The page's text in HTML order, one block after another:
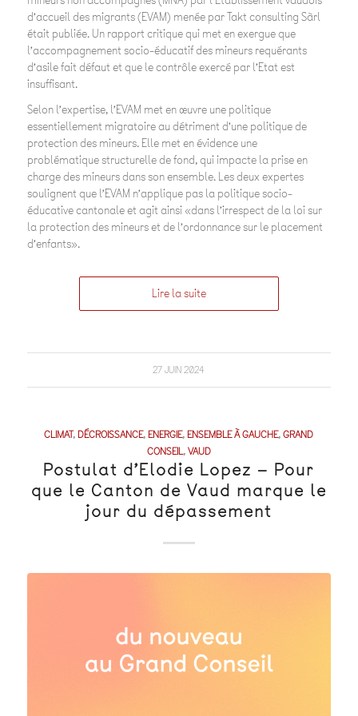
d’accueil des migrants (EVAM) menée par Takt consulting Sàrl
était publiée. Un rapport critique qui met en exergue que
l’accompagnement socio-éducatif des mineurs requérants
d’asile fait défaut et que le contrôle exercé par l’Etat est
insuffisant.
Selon l’expertise, l’EVAM met en œuvre une politique
essentiellement migratoire au détriment d’une politique de
protection des mineurs. Elle met en évidence une
problématique structurelle de fond, qui impacte la prise en
charge des mineurs dans son ensemble. Les deux expertes
soulignent que l’EVAM n’applique pas la politique socio-
éducative cantonale et agit ainsi «dans l’irrespect de la loi sur
la protection des mineurs et de l’ordonnance sur le placement
d’enfants».
Lire la suite
27 JUIN 2024
CLIMAT,DÉCROISSANCE,ENERGIE,ENSEMBLE À GAUCHE,GRAND
CONSEIL,VAUD
Postulat d’Elodie Lopez – Pour
que le Canton de Vaud marque le
jour du dépassement